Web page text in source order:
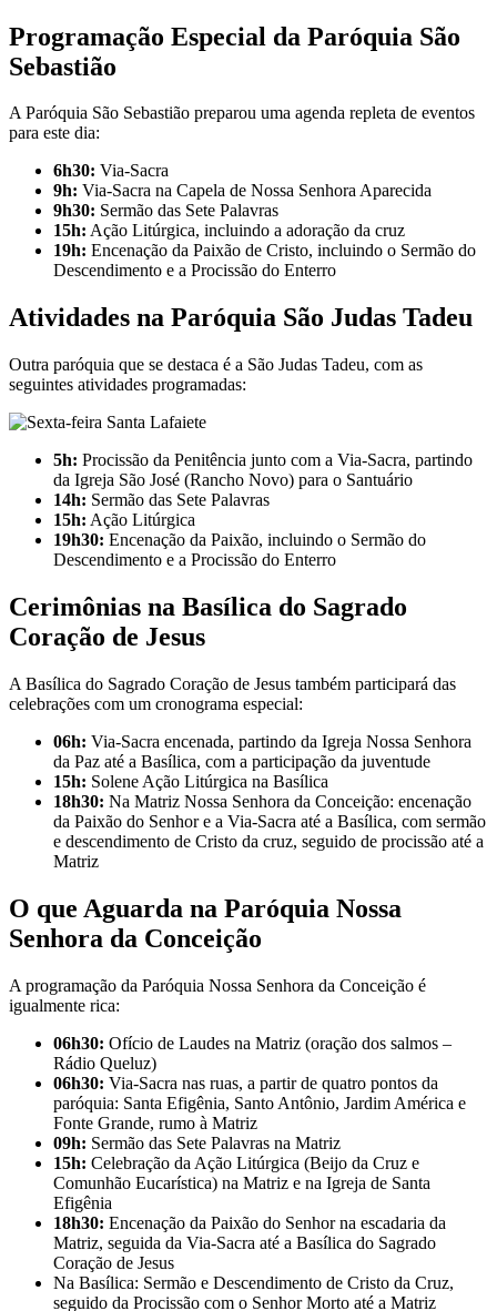
Programação Especial da Paróquia São
Sebastião
A Paróquia São Sebastião preparou uma agenda repleta de eventos
para este dia:
6h30: Via-Sacra
9h: Via-Sacra na Capela de Nossa Senhora Aparecida
9h30: Sermão das Sete Palavras
15h: Ação Litúrgica, incluindo a adoração da cruz
19h: Encenação da Paixão de Cristo, incluindo o Sermão do
Descendimento e a Procissão do Enterro
Atividades na Paróquia São Judas Tadeu
Outra paróquia que se destaca é a São Judas Tadeu, com as
seguintes atividades programadas:
5h: Procissão da Penitência junto com a Via-Sacra, partindo
da Igreja São José (Rancho Novo) para o Santuário
14h: Sermão das Sete Palavras
15h: Ação Litúrgica
19h30: Encenação da Paixão, incluindo o Sermão do
Descendimento e a Procissão do Enterro
Cerimônias na Basílica do Sagrado
Coração de Jesus
A Basílica do Sagrado Coração de Jesus também participará das
celebrações com um cronograma especial:
06h: Via-Sacra encenada, partindo da Igreja Nossa Senhora
da Paz até a Basílica, com a participação da juventude
15h: Solene Ação Litúrgica na Basílica
18h30: Na Matriz Nossa Senhora da Conceição: encenação
da Paixão do Senhor e a Via-Sacra até a Basílica, com sermão
e descendimento de Cristo da cruz, seguido de procissão até a
Matriz
O que Aguarda na Paróquia Nossa
Senhora da Conceição
A programação da Paróquia Nossa Senhora da Conceição é
igualmente rica:
06h30: Ofício de Laudes na Matriz (oração dos salmos –
Rádio Queluz)
06h30: Via-Sacra nas ruas, a partir de quatro pontos da
paróquia: Santa Efigênia, Santo Antônio, Jardim América e
Fonte Grande, rumo à Matriz
09h: Sermão das Sete Palavras na Matriz
15h: Celebração da Ação Litúrgica (Beijo da Cruz e
Comunhão Eucarística) na Matriz e na Igreja de Santa
Efigênia
18h30: Encenação da Paixão do Senhor na escadaria da
Matriz, seguida da Via-Sacra até a Basílica do Sagrado
Coração de Jesus
Na Basílica: Sermão e Descendimento de Cristo da Cruz,
seguido da Procissão com o Senhor Morto até a Matriz